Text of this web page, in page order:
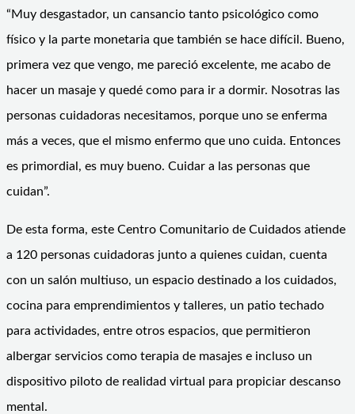
“Muy desgastador, un cansancio tanto psicológico como
físico y la parte monetaria que también se hace difícil. Bueno,
primera vez que vengo, me pareció excelente, me acabo de
hacer un masaje y quedé como para ir a dormir. Nosotras las
personas cuidadoras necesitamos, porque uno se enferma
más a veces, que el mismo enfermo que uno cuida. Entonces
es primordial, es muy bueno. Cuidar a las personas que
cuidan”.
De esta forma, este Centro Comunitario de Cuidados atiende
a 120 personas cuidadoras junto a quienes cuidan, cuenta
con un salón multiuso, un espacio destinado a los cuidados,
cocina para emprendimientos y talleres, un patio techado
para actividades, entre otros espacios, que permitieron
albergar servicios como terapia de masajes e incluso un
dispositivo piloto de realidad virtual para propiciar descanso
mental.